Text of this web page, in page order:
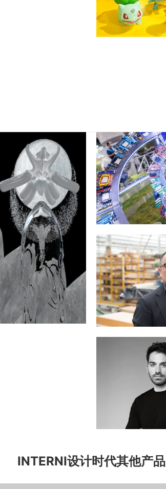
INTERNI设计时代其他产品